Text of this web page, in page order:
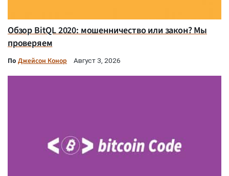
Обзор BitQL 2020: мошенничество или закон? Мы
проверяем
По Джейсон Конор Август 3, 2026